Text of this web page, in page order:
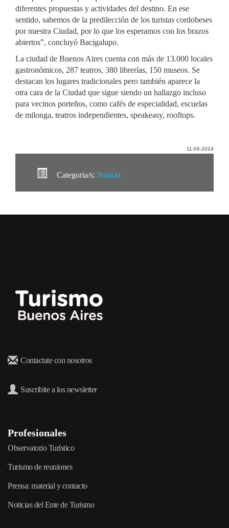
diferentes propuestas y actividades del destino. En ese
sentido, sabemos de la predilección de los turistas cordobeses
por nuestra Ciudad, por lo que los esperamos con los brazos
abiertos”, concluyó Bacigalupo.
La ciudad de Buenos Aires cuenta con más de 13.000 locales
gastronómicos, 287 teatros, 380 librerías, 150 museos. Se
destacan los lugares tradicionales pero también aparece la
otra cara de la Ciudad que sigue siendo un hallazgo incluso
para vecinos porteños, como cafés de especialidad, escuelas
de milonga, teatros independientes, speakeasy, rooftops.
11-06-2024
Categoria/s: Noticia
Contactate con nosotros
Suscribite a los newsletter
Profesionales
Observatorio Turístico
Turismo de reuniones
Prensa: material y contacto
Noticias del Ente de Turismo